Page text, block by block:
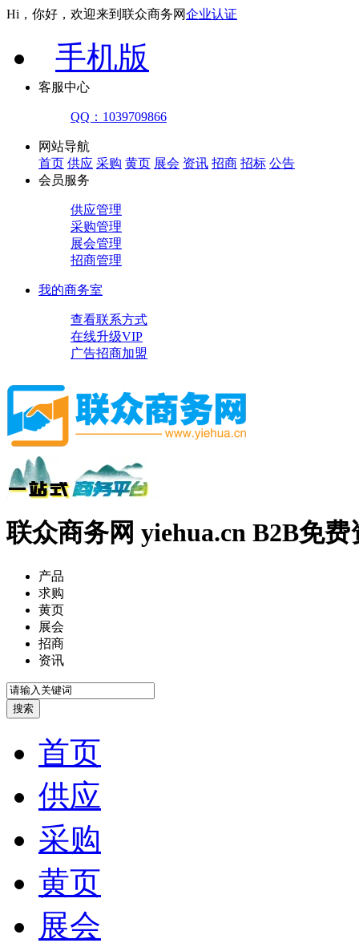
Hi，你好，欢迎来到联众商务网企业认证
手机版
客服中心
QQ：1039709866
网站导航
首页 供应 采购 黄页 展会 资讯 招商 招标 公告
会员服务
供应管理
采购管理
展会管理
招商管理
我的商务室
查看联系方式
在线升级VIP
广告招商加盟
联众商务网 yiehua.cn B2B免
产品
求购
黄页
展会
招商
资讯
首页
供应
采购
黄页
展会